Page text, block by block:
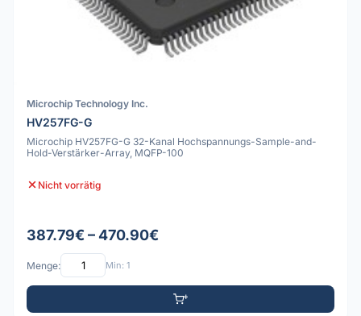
Microchip Technology Inc.
HV257FG-G
Microchip HV257FG-G 32-Kanal Hochspannungs-Sample-and-
Hold-Verstärker-Array, MQFP-100
Nicht vorrätig
387.79€ – 470.90€
Menge: Min: 1